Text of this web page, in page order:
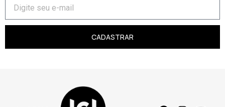
CADASTRAR